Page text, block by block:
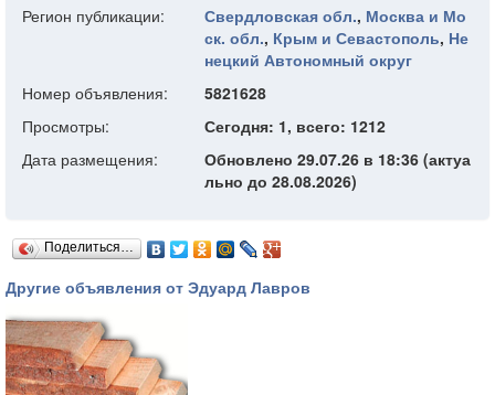
Регион публикации:
Свердловская обл., Москва и Мо
ск. обл., Крым и Севастополь, Не
нецкий Автономный округ
Номер объявления:
5821628
Просмотры:
Сегодня: 1, всего: 1212
Дата размещения:
Обновлено 29.07.26 в 18:36 (актуа
льно до 28.08.2026)
Поделиться…
Другие объявления от Эдуард Лавров